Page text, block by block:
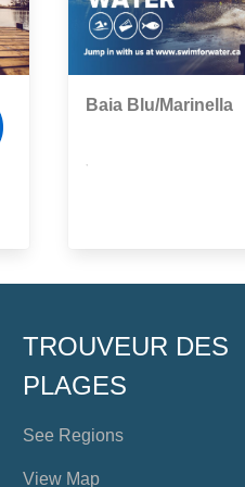
Baia Blu/Marinella
TROUVEUR DES
PLAGES
See Regions
View Map